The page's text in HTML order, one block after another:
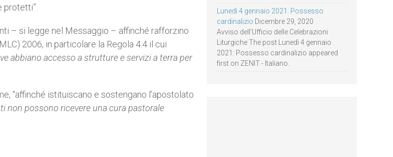
– si legge nel Messaggio – affinché rafforzino
2006, in particolare la Regola 4.4 il cui
abbiano accesso a strutture e servizi a terra per
“affinché istituiscano e sostengano l’apostolato
non possono ricevere una cura pastorale
Lunedì 4 gennaio 2021: Possesso
cardinalizio Dicembre 29, 2020
Avviso dell’Ufficio delle Celebrazioni
Liturgiche The post Lunedì 4 gennaio
2021: Possesso cardinalizio appeared
first on ZENIT - Italiano.